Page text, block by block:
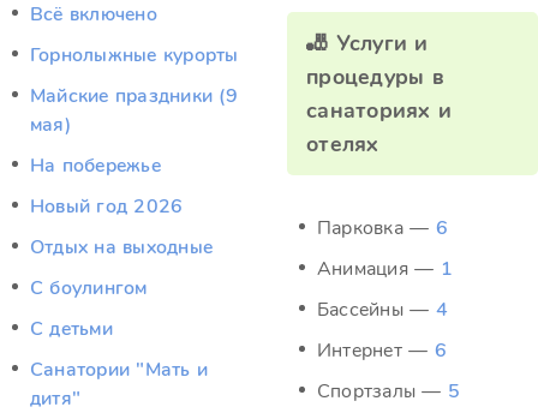
Всё включено
Горнолыжные курорты
Майские праздники (9
мая)
На побережье
Новый год 2026
Отдых на выходные
С боулингом
С детьми
Санатории "Мать и
дитя"
🎳 Услуги и
процедуры в
санаториях и
отелях
Парковка — 6
Анимация — 1
Бассейны — 4
Интернет — 6
Спортзалы — 5